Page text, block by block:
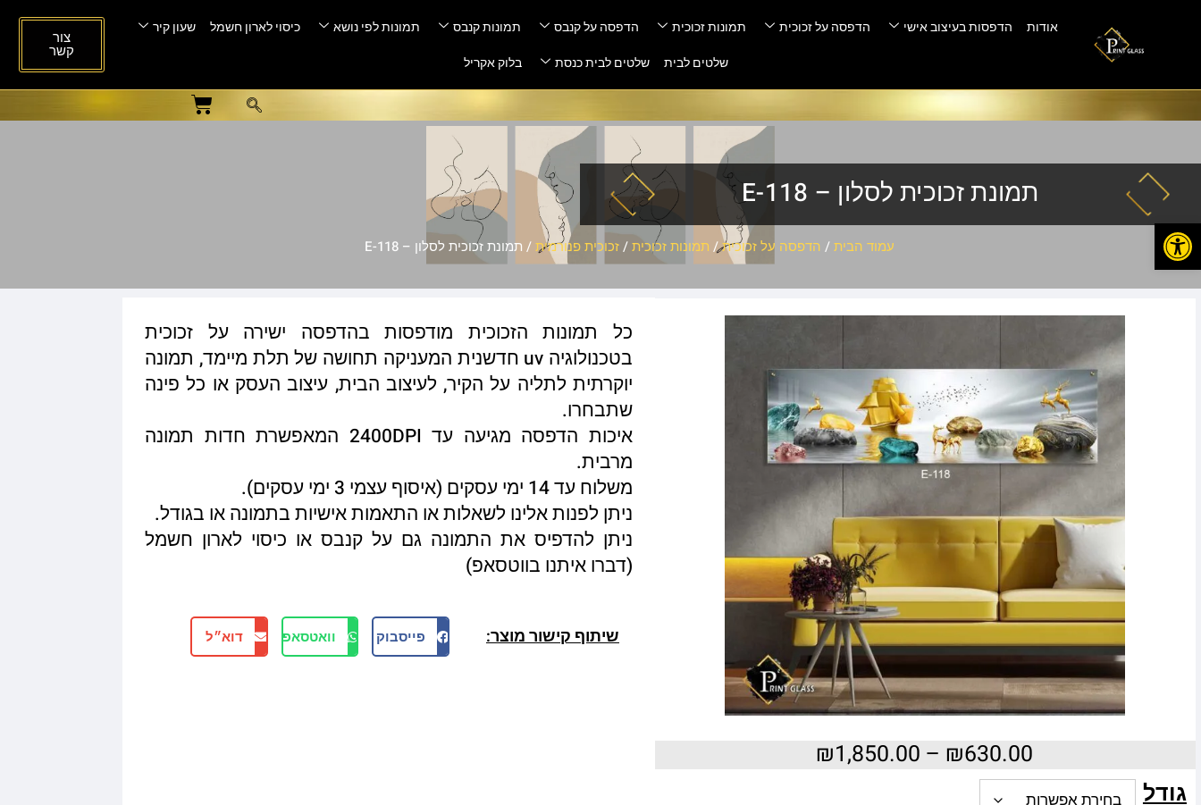
אודות הדפסות בעיצוב אישי הדפסה על זכוכית תמונות זכוכית הדפסה על קנבס תמונות קנבס תמונות לפי נושא כיסוי לארון חשמל
שעון קיר
שלטים לבית
שלטים לבית כנסת בלוק אקריל
צור
קשר
תמונת זכוכית לסלון – E-118
עמוד הבית/ הדפסה על זכוכית/ תמונות זכוכית/זכוכית פנורמית/ תמונת זכוכית לסלון – E-118
₪630.00
–
₪1,850.00
גודל
כל תמונות הזכוכית מודפסות בהדפסה ישירה על זכוכית
בטכנולוגיה uv חדשנית המעניקה תחושה של תלת מיימד, תמונה
יוקרתית לתליה על הקיר, לעיצוב הבית, עיצוב העסק או כל פינה
שתבחרו.
איכות הדפסה מגיעה עד 2400DPI המאפשרת חדות תמונה
מרבית.
משלוח עד 14 ימי עסקים (איסוף עצמי 3 ימי עסקים).
ניתן לפנות אלינו לשאלות או התאמות אישיות בתמונה או בגודל.
ניתן להדפיס את התמונה גם על קנבס או כיסוי לארון חשמל
(דברו איתנו בווטסאפ)
שיתוף קישור מוצר: פייסבוק וואטסאפ דוא״ל
פתח סרגל נגישות